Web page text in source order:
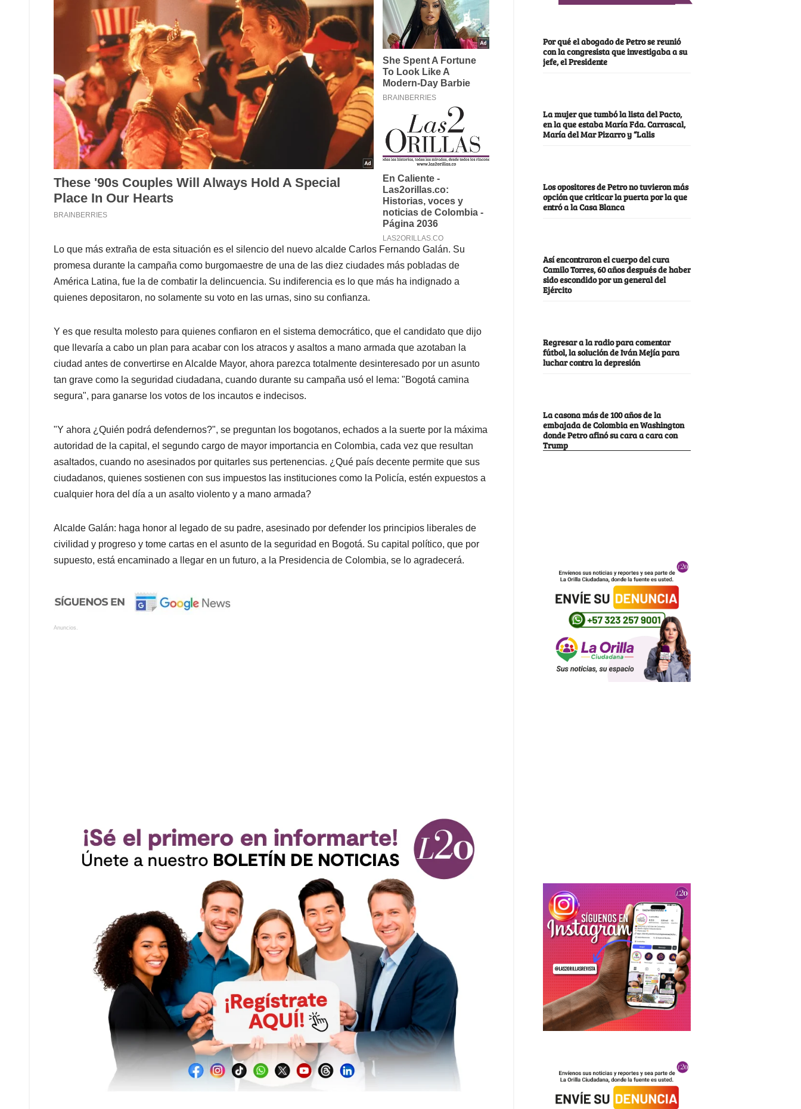
Lo que más extraña de esta situación es el silencio del nuevo alcalde Carlos Fernando Galán. Su
promesa durante la campaña como burgomaestre de una de las diez ciudades más pobladas de
América Latina, fue la de combatir la delincuencia. Su indiferencia es lo que más ha indignado a
quienes depositaron, no solamente su voto en las urnas, sino su confianza.
Y es que resulta molesto para quienes confiaron en el sistema democrático, que el candidato que dijo
que llevaría a cabo un plan para acabar con los atracos y asaltos a mano armada que azotaban la
ciudad antes de convertirse en Alcalde Mayor, ahora parezca totalmente desinteresado por un asunto
tan grave como la seguridad ciudadana, cuando durante su campaña usó el lema: "Bogotá camina
segura", para ganarse los votos de los incautos e indecisos.
"Y ahora ¿Quién podrá defendernos?", se preguntan los bogotanos, echados a la suerte por la máxima
autoridad de la capital, el segundo cargo de mayor importancia en Colombia, cada vez que resultan
asaltados, cuando no asesinados por quitarles sus pertenencias. ¿Qué país decente permite que sus
ciudadanos, quienes sostienen con sus impuestos las instituciones como la Policía, estén expuestos a
cualquier hora del día a un asalto violento y a mano armada?
Alcalde Galán: haga honor al legado de su padre, asesinado por defender los principios liberales de
civilidad y progreso y tome cartas en el asunto de la seguridad en Bogotá. Su capital político, que por
supuesto, está encaminado a llegar en un futuro, a la Presidencia de Colombia, se lo agradecerá.
Anuncios.
Por qué el abogado de Petro se reunió
con la congresista que investigaba a su
jefe, el Presidente
La mujer que tumbó la lista del Pacto,
en la que estaba María Fda. Carrascal,
María del Mar Pizarro y “Lalis
Los opositores de Petro no tuvieron más
opción que criticar la puerta por la que
entró a la Casa Blanca
Así encontraron el cuerpo del cura
Camilo Torres, 60 años después de haber
sido escondido por un general del
Ejército
Regresar a la radio para comentar
fútbol, la solución de Iván Mejía para
luchar contra la depresión
La casona más de 100 años de la
embajada de Colombia en Washington
donde Petro afinó su cara a cara con
Trump